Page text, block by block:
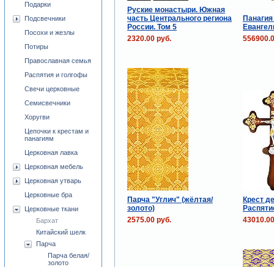
Руские монастыри. Южная
часть Центрального региона
России. Том 5
2320.00 руб.
Парча "Углич" (жёлтая/
золото)
Крест
2575.00 руб.
Подарки
Подсвечники
Посохи и жезлы
Потиры
Православная семья
Распятия и голгофы
Свечи церковные
Семисвечники
Хоругви
Цепочки к крестам и
панагиям
Церковная лавка
Церковная мебель
Церковная утварь
Церковные бра
Церковные ткани
Бархат
Китайский шелк
Парча
Парча белая/
золото